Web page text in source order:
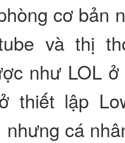
cơ bản
và thị
như LOL
thiết lập
nhưng cá